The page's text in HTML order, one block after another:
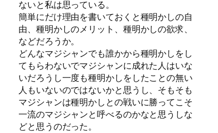
ないと私は思っている。
簡単にだけ理由を書いておくと種明かしの自
由、種明かしのメリット、種明かしの欲求、
などだろうか。
どんなマジシャンでも誰かから種明かしをし
てもらわないでマジシャンに成れた人はいな
いだろうし一度も種明かしをしたことの無い
人もいないのではないかと思うし、そもそも
マジシャンは種明かしとの戦いに勝ってこそ
一流のマジシャンと呼べるのかなと思うしな
どと思うのだった。